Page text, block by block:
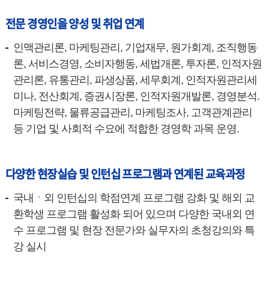
전문 경영인을 양성 및 취업 연계
인맥관리론, 마케팅관리, 기업재무, 원가회계, 조직행동
론, 서비스경영, 소비자행동, 세법개론, 투자론, 인적자원
관리론, 유통관리, 파생상품, 세무회계, 인적자원관리세
미나, 전산회계, 증권시장론, 인적자원개발론, 경영분석.
마케팅전략, 물류공급관리, 마케팅조사, 고객관계관리
등 기업 및 사회적 수요에 적합한 경영학 과목 운영.
다양한 현장실습 및 인턴십 프로그램과 연계된 교육과정
국내ㆍ외 인턴십의 학점연계 프로그램 강화 및 해외 교
환학생 프로그램 활성화 되어 있으며 다양한 국내외 연
수 프로그램 및 현장 전문가와 실무자의 초청강의와 특
강 실시